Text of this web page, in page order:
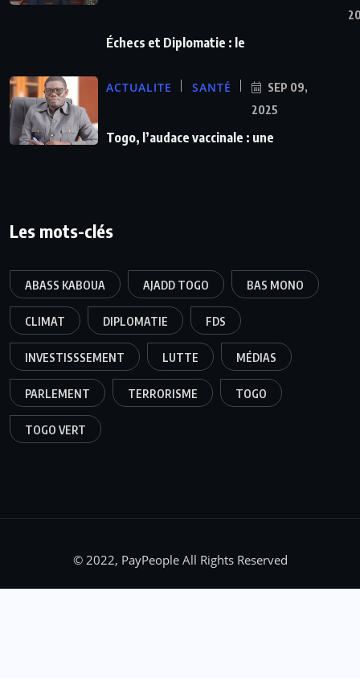
Échecs et Diplomatie : le
ACTUALITE SANTÉ
SEP 09,
2025
Togo, l’audace vaccinale : une
Les mots-clés
ABASS KABOUA AJADD TOGO BAS MONO
CLIMAT DIPLOMATIE FDS
INVESTISSSEMENT LUTTE MÉDIAS
PARLEMENT TERRORISME TOGO
TOGO VERT
© 2022, PayPeople All Rights Reserved